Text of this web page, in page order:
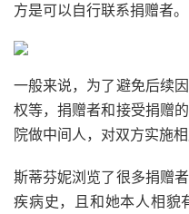
方是可以自行联系捐赠者。
一般来说，为了避免后续
权等，捐赠者和接受捐赠
院做中间人，对双方实施相
斯蒂芬妮浏览了很多捐赠
疾病史，且和她本人相貌